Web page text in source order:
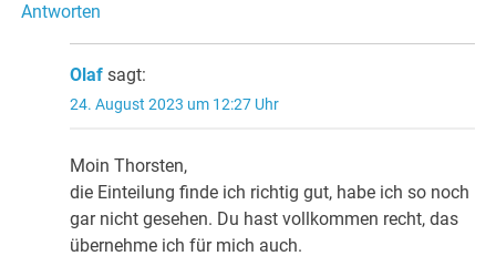
Antworten
Olaf sagt:
24. August 2023 um 12:27 Uhr
Moin Thorsten,
die Einteilung finde ich richtig gut, habe ich so noch
gar nicht gesehen. Du hast vollkommen recht, das
übernehme ich für mich auch.